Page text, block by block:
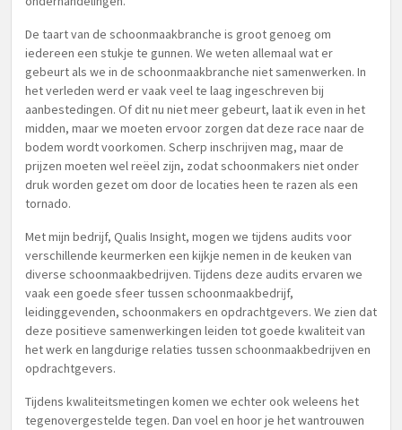
De taart van de schoonmaakbranche is groot genoeg om
iedereen een stukje te gunnen. We weten allemaal wat er
gebeurt als we in de schoonmaakbranche niet samenwerken. In
het verleden werd er vaak veel te laag ingeschreven bij
aanbestedingen. Of dit nu niet meer gebeurt, laat ik even in het
midden, maar we moeten ervoor zorgen dat deze race naar de
bodem wordt voorkomen. Scherp inschrijven mag, maar de
prijzen moeten wel reëel zijn, zodat schoonmakers niet onder
druk worden gezet om door de locaties heen te razen als een
tornado.
Met mijn bedrijf, Qualis Insight, mogen we tijdens audits voor
verschillende keurmerken een kijkje nemen in de keuken van
diverse schoonmaakbedrijven. Tijdens deze audits ervaren we
vaak een goede sfeer tussen schoonmaakbedrijf,
leidinggevenden, schoonmakers en opdrachtgevers. We zien dat
deze positieve samenwerkingen leiden tot goede kwaliteit van
het werk en langdurige relaties tussen schoonmaakbedrijven en
opdrachtgevers.
Tijdens kwaliteitsmetingen komen we echter ook weleens het
tegenovergestelde tegen. Dan voel en hoor je het wantrouwen